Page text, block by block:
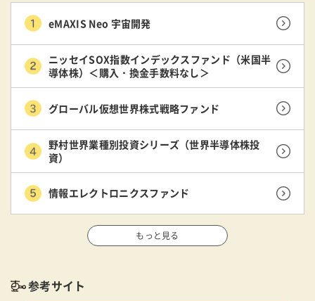
eMAXIS Neo 宇宙開発
ニッセイSOX指数インデックスファンド（米国半
導体株）＜購入・換金手数料なし＞
グローバル仮想世界株式戦略ファンド
野村世界業種別投資シリーズ（世界半導体株投
資）
情報エレクトロニクスファンド
もっと見る
参考サイト